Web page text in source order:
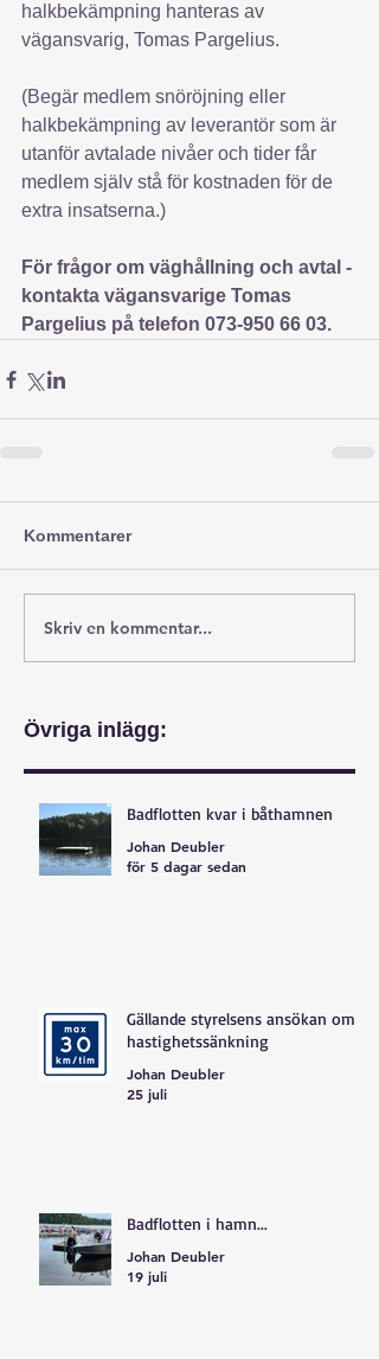
halkbekämpning hanteras av
vägansvarig, Tomas Pargelius.
(Begär medlem snöröjning eller
halkbekämpning av leverantör som är
utanför avtalade nivåer och tider får
medlem själv stå för kostnaden för de
extra insatserna.)
För frågor om väghållning och avtal -
kontakta vägansvarige Tomas
Pargelius på telefon 073-950 66 03.
Kommentarer
Skriv en kommentar...
Övriga inlägg:
Badflotten kvar i båthamnen
Johan Deubler
för 5 dagar sedan
Gällande styrelsens ansökan om
hastighetssänkning
Johan Deubler
25 juli
Badflotten i hamn...
Johan Deubler
19 juli